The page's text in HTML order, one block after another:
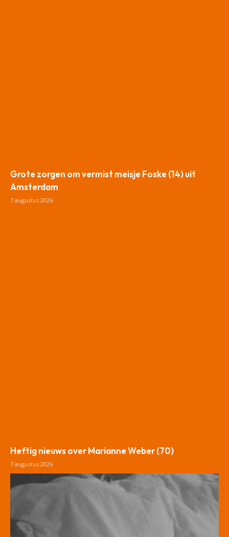
Grote zorgen om vermist meisje Foske (14) uit
Amsterdam
7 augustus 2026
Heftig nieuws over Marianne Weber (70)
7 augustus 2026